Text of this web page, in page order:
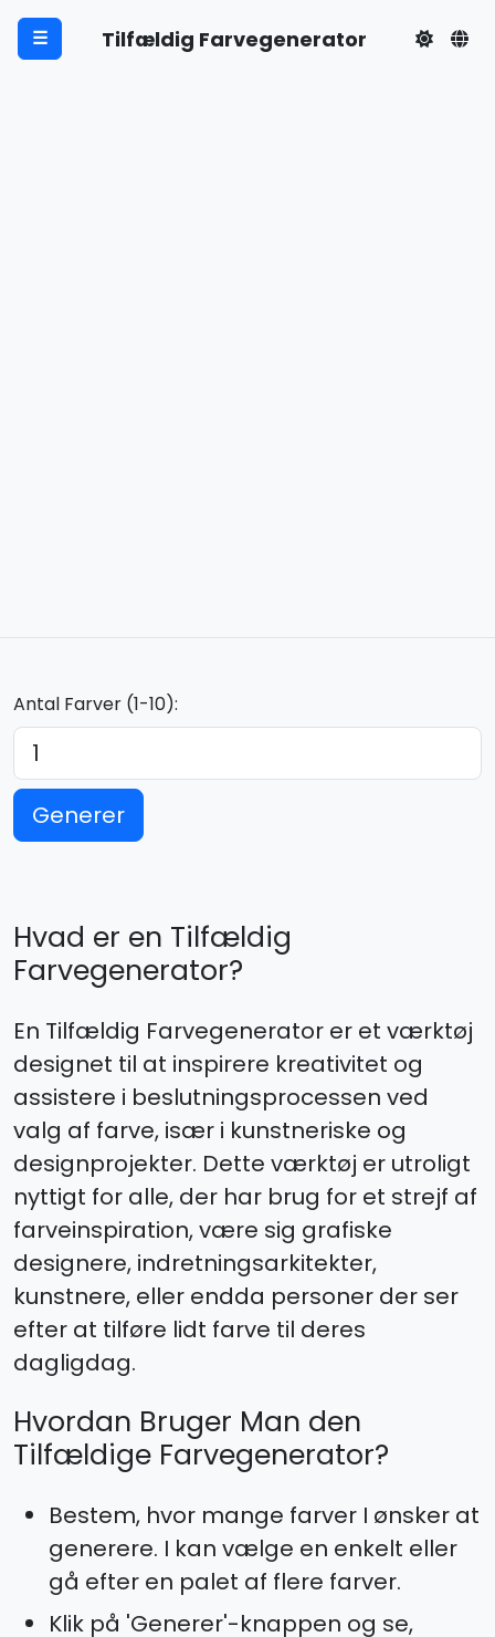
☰ Tilfældig Farvegenerator
Antal Farver (1-10):
Generer
Hvad er en Tilfældig
Farvegenerator?
En Tilfældig Farvegenerator er et værktøj
designet til at inspirere kreativitet og
assistere i beslutningsprocessen ved
valg af farve, især i kunstneriske og
designprojekter. Dette værktøj er utroligt
nyttigt for alle, der har brug for et strejf af
farveinspiration, være sig grafiske
designere, indretningsarkitekter,
kunstnere, eller endda personer der ser
efter at tilføre lidt farve til deres
dagligdag.
Hvordan Bruger Man den
Tilfældige Farvegenerator?
Bestem, hvor mange farver I ønsker at
generere. I kan vælge en enkelt eller
gå efter en palet af flere farver.
Klik på 'Generer'-knappen og se,